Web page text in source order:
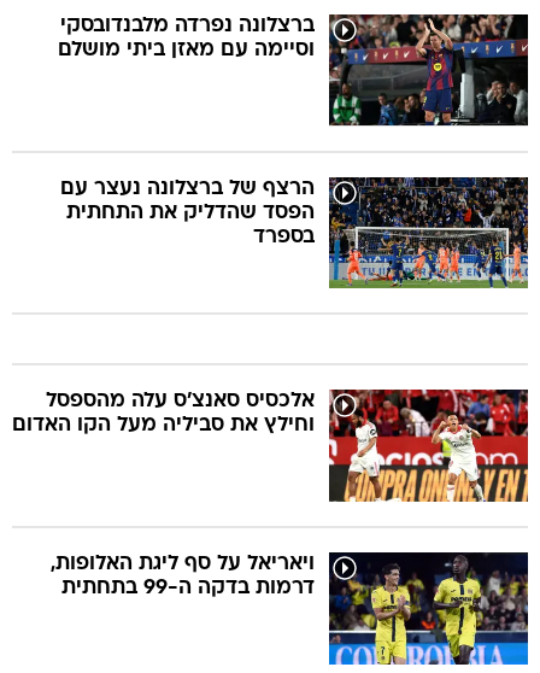
ברצלונה נפרדה מלבנדובסקי
וסיימה עם מאזן ביתי מושלם
הרצף של ברצלונה נעצר עם
הפסד שהדליק את התחתית
בספרד
אלכסיס סאנצ'ס עלה מהספסל
וחילץ את סביליה מעל הקו האדום
ויאריאל על סף ליגת האלופות,
דרמות בדקה ה-99 בתחתית